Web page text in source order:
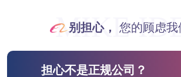
MIKE
别担心，您的顾虑我
担心不是正规公司？